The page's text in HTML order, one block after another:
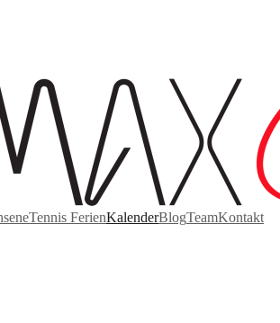
Tennis FerienKalenderBlogTeamKontakt